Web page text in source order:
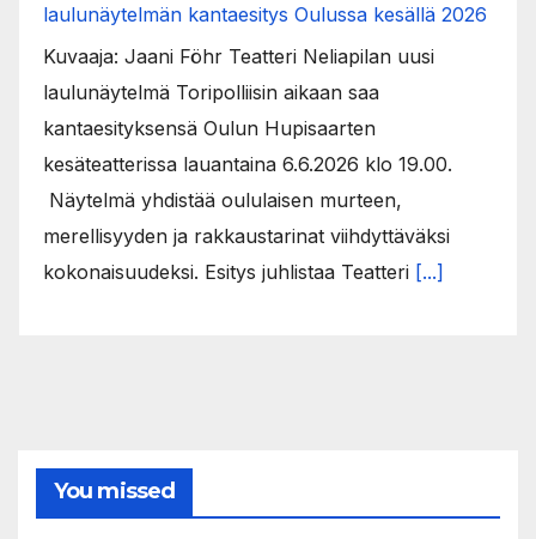
laulunäytelmän kantaesitys Oulussa kesällä 2026
Kuvaaja: Jaani Föhr Teatteri Neliapilan uusi
laulunäytelmä Toripolliisin aikaan saa
kantaesityksensä Oulun Hupisaarten
kesäteatterissa lauantaina 6.6.2026 klo 19.00.
Näytelmä yhdistää oululaisen murteen,
merellisyyden ja rakkaustarinat viihdyttäväksi
kokonaisuudeksi. Esitys juhlistaa Teatteri [...]
You missed